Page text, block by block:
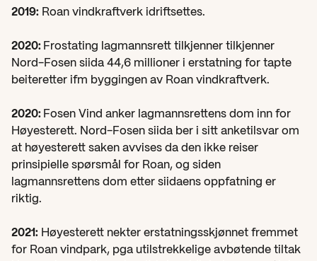
2019: Roan vindkraftverk idriftsettes.
2020: Frostating lagmannsrett tilkjenner tilkjenner
Nord-Fosen siida 44,6 millioner i erstatning for tapte
beiteretter ifm byggingen av Roan vindkraftverk.
2020: Fosen Vind anker lagmannsrettens dom inn for
Høyesterett. Nord-Fosen siida ber i sitt anketilsvar om
at høyesterett saken avvises da den ikke reiser
prinsipielle spørsmål for Roan, og siden
lagmannsrettens dom etter siidaens oppfatning er
riktig.
2021: Høyesterett nekter erstatningsskjønnet fremmet
for Roan vindpark, pga utilstrekkelige avbøtende tiltak